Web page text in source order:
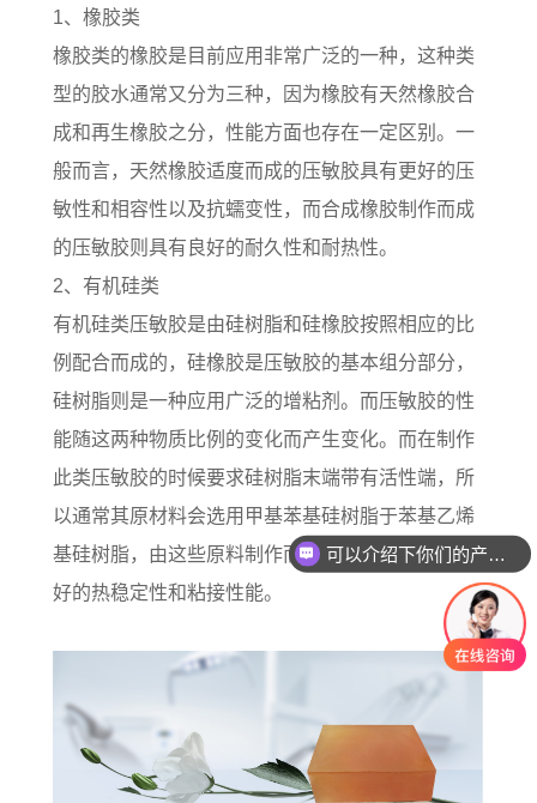
1、橡胶类
橡胶类的橡胶是目前应用非常广泛的一种，这种类
型的胶水通常又分为三种，因为橡胶有天然橡胶合
成和再生橡胶之分，性能方面也存在一定区别。一
般而言，天然橡胶适度而成的压敏胶具有更好的压
敏性和相容性以及抗蠕变性，而合成橡胶制作而成
的压敏胶‍则具有良好的耐久性和耐热性。
2、有机硅类
有机硅类压敏胶是由硅树脂和硅橡胶按照相应的比
例配合而成的，硅橡胶是压敏胶的基本组分部分，
硅树脂则是一种应用广泛的增粘剂。而压敏胶的性
能随这两种物质比例的变化而产生变化。而在制作
此类压敏胶的时候要求硅树脂末端带有活性端，所
以通常其原材料会选用甲基苯基硅树脂于苯基乙烯
基硅树脂，由这些原料制作而成的压敏胶才具备更
好的热稳定性和粘接性能。